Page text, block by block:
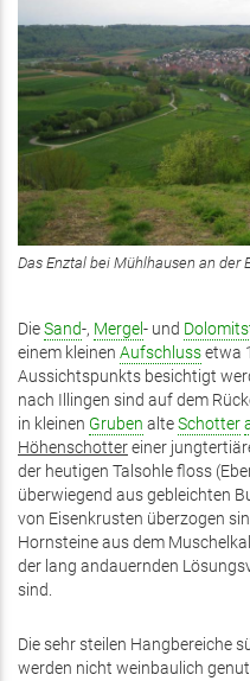
Das Enztal bei Mühlhausen an der
DieSand-, Mergel- und
einem kleinen Aufschlussetwa
Aussichtspunkts besichtigt
nach Illingen sind auf dem
in kleinen Gruben alteSchotter
Höhenschottereiner
der heutigen Talsohle floss
überwiegend aus gebleichten
von Eisenkrusten überzogen
Hornsteine aus dem
der lang andauernden
sind.
Die sehr steilen Hangbereiche
werden nicht weinbaulich